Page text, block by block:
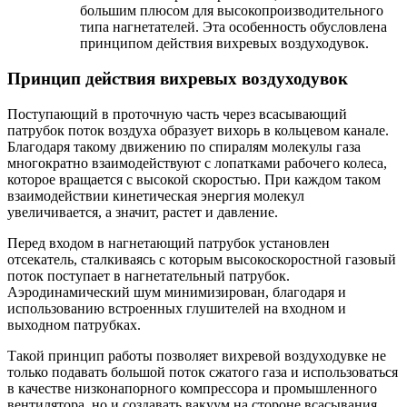
большим плюсом для высокопроизводительного
типа нагнетателей. Эта особенность обусловлена
принципом действия вихревых воздуходувок.
Принцип действия вихревых воздуходувок
Поступающий в проточную часть через всасывающий
патрубок поток воздуха образует вихорь в кольцевом канале.
Благодаря такому движению по спиралям молекулы газа
многократно взаимодействуют с лопатками рабочего колеса,
которое вращается с высокой скоростью. При каждом таком
взаимодействии кинетическая энергия молекул
увеличивается, а значит, растет и давление.
Перед входом в нагнетающий патрубок установлен
отсекатель, сталкиваясь с которым высокоскоростной газовый
поток поступает в нагнетательный патрубок.
Аэродинамический шум минимизирован, благодаря и
использованию встроенных глушителей на входном и
выходном патрубках.
Такой принцип работы позволяет вихревой воздуходувке не
только подавать большой поток сжатого газа и использоваться
в качестве низконапорного компрессора и промышленного